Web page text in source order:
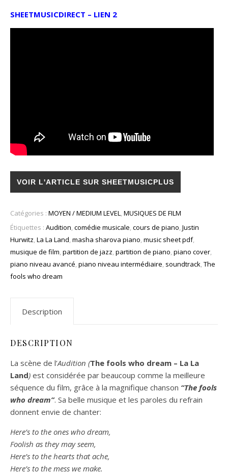
SHEETMUSICDIRECT – LIEN 2
VOIR L'ARTICLE SUR SHEETMUSICPLUS
Catégories : MOYEN / MEDIUM LEVEL,MUSIQUES DE FILM
Étiquettes : Audition,comédie musicale,cours de piano,Justin
Hurwitz,La La Land,masha sharova piano,music sheet pdf,
musique de film,partition de jazz,partition de piano,piano cover,
piano niveau avancé,piano niveau intermédiaire, soundtrack,The
fools who dream
Description
DESCRIPTION
La scène de l’Audition (The fools who dream – La La
Land) est considérée par beaucoup comme la meilleure
séquence du film, grâce à la magnifique chanson “The fools
who dream”. Sa belle musique et les paroles du refrain
donnent envie de chanter:
Here’s to the ones who dream,
Foolish as they may seem,
Here’s to the hearts that ache,
Here’s to the mess we make.